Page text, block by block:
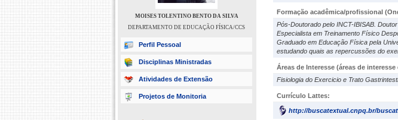
MOISES TOLENTINO BENTO DA SILVA
DEPARTAMENTO DE EDUCAÇÃO FÍSICA/CCS
Perfil Pessoal
Disciplinas Ministradas
Atividades de Extensão
Projetos de Monitoria
Formação acadêmica/profissional
Pós-Doutorado pelo INCT-IBISAB.
Especialista em Treinamento Físico
Graduado em Educação Física pela
estudando quais as repercussões do
Áreas de Interesse (áreas de
Fisiologia do Exercicio e Trato
Currículo Lattes:
http://buscatextual.cnpq.br/